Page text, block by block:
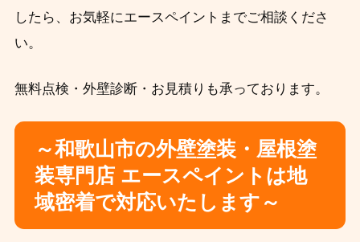
したら、お気軽にエースペイントまでご相談くださ
い。
無料点検・外壁診断・お見積りも承っております。
～和歌山市の外壁塗装・屋根塗
装専門店 エースペイントは地
域密着で対応いたします～